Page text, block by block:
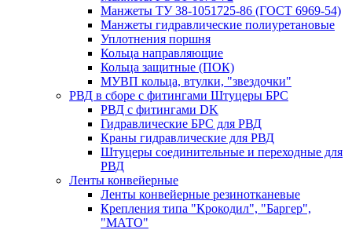
Манжеты ТУ 38-1051725-86 (ГОСТ 6969-54)
Манжеты гидравлические полиуретановые
Уплотнения поршня
Кольца направляющие
Кольца защитные (ПОК)
МУВП кольца, втулки, "звездочки"
РВД в сборе с фитингами Штуцеры БРС
РВД с фитингами DK
Гидравлические БРС для РВД
Краны гидравлические для РВД
Штуцеры соединительные и переходные для
РВД
Ленты конвейерные
Ленты конвейерные резинотканевые
Крепления типа "Крокодил", "Баргер",
"МАТО"